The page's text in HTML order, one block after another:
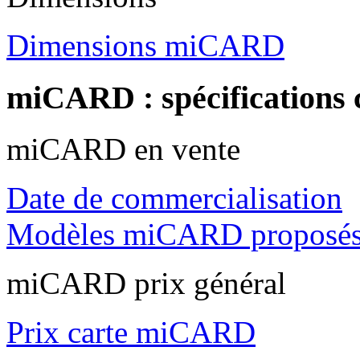
Dimensions miCARD
miCARD : spécifications
miCARD en vente
Date de commercialisation
Modèles miCARD
miCARD prix général
Prix carte miCARD